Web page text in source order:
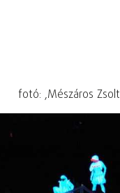
fotó: ,Mészáros Zsolt